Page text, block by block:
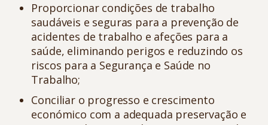
Proporcionar condições de trabalho
saudáveis e seguras para a prevenção de
acidentes de trabalho e afeções para a
saúde, eliminando perigos e reduzindo os
riscos para a Segurança e Saúde no
Trabalho;
Conciliar o progresso e crescimento
económico com a adequada preservação e